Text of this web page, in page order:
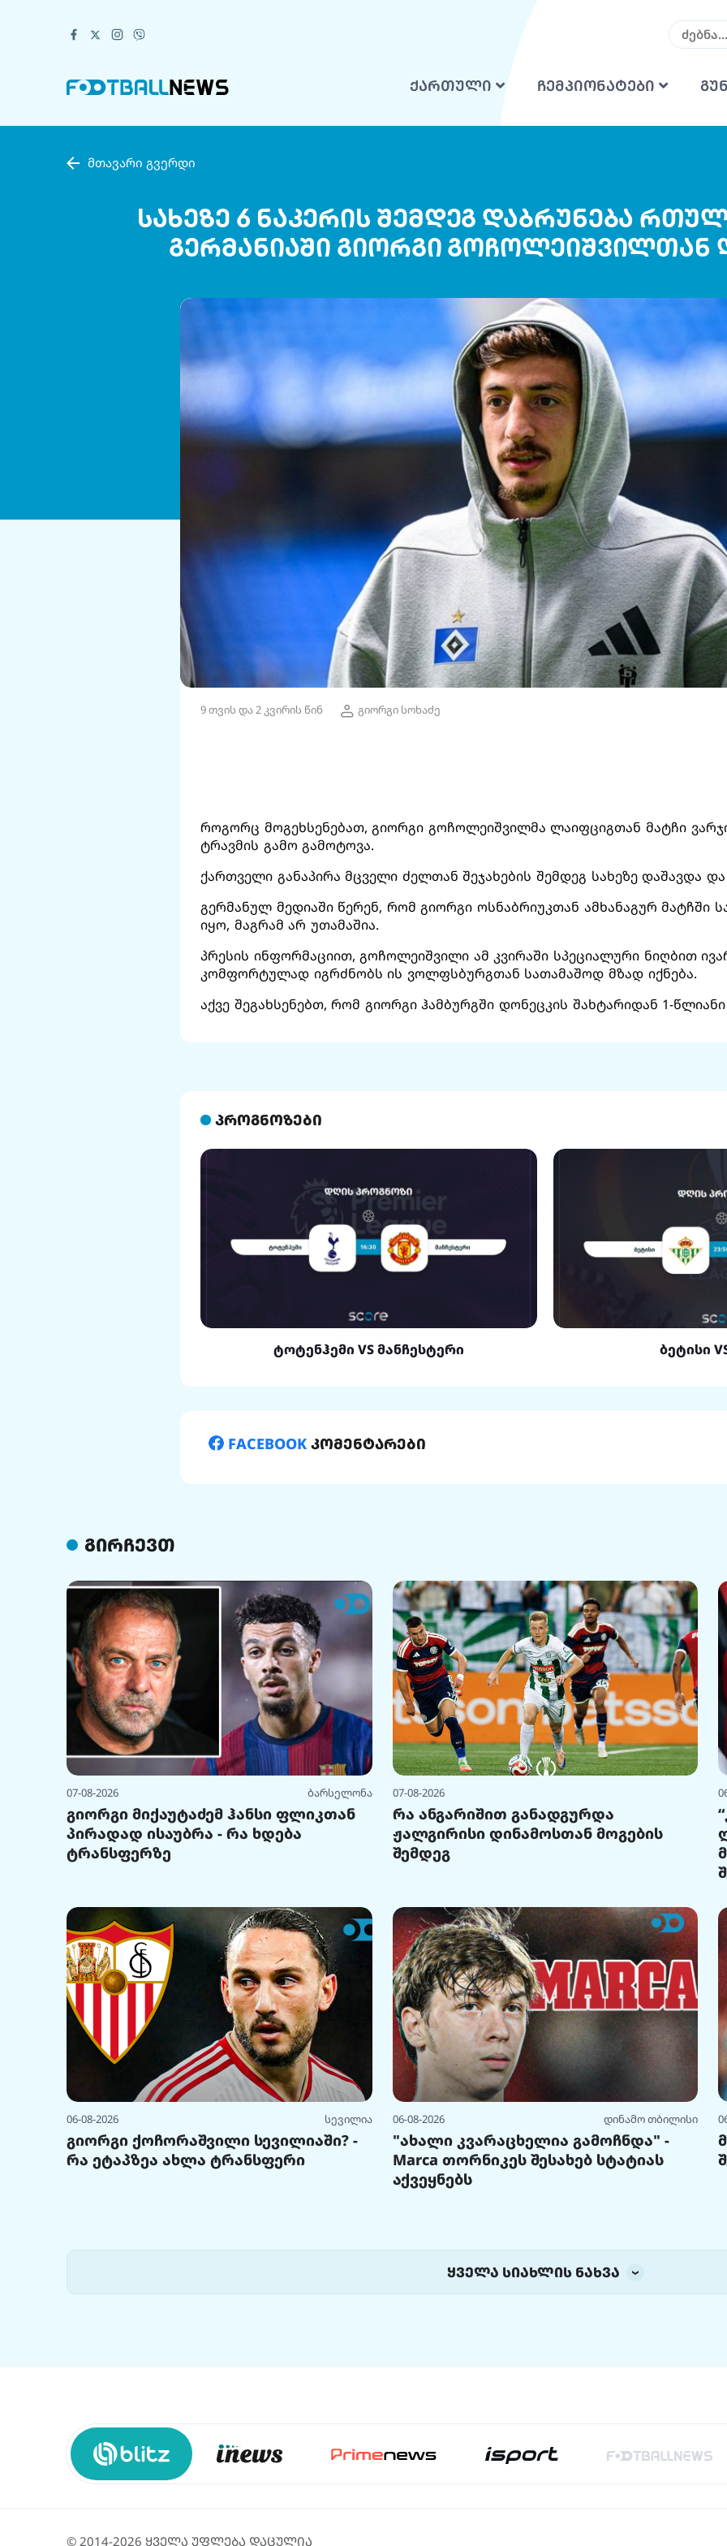
ქართული ჩემპიონატები
მთავარი გვერდი
სახეზე 6 ნაკერის შემდეგ დაბრუნება
გერმანიაში გიორგი გოჩოლეიშვილთან
9 თვის და 2 კვირის წინ გიორგი სოხაძე
როგორც მოგეხსენებათ, გიორგი გოჩოლეიშვილმა ლაიფციგთან მატჩი
ტრავმის გამო გამოტოვა.
ქართველი განაპირა მცველი ძელთან შეჯახების შემდეგ სახეზე დაშავდა
გერმანულ მედიაში წერენ, რომ გიორგი ოსნაბრიუკთან ამხანაგურ მატჩში
იყო, მაგრამ არ უთამაშია.
პრესის ინფორმაციით, გოჩოლეიშვილი ამ კვირაში სპეციალური ნიღბით
კომფორტულად იგრძნობს ის ვოლფსბურგთან სათამაშოდ მზად იქნება.
აქვე შეგახსენებთ, რომ გიორგი ჰამბურგში დონეცკის შახტარიდან 1-
პროგნოზები
ტოტენჰემი VS მანჩესტერი ბეტისი
FACEBOOK კომენტარები
გირჩევთ
07-08-2026 ბარსელონა
გიორგი მიქაუტაძემ ჰანსი ფლიკთან
პირადად ისაუბრა - რა ხდება
ტრანსფერზე
07-08-2026
რა ანგარიშით განადგურდა
ჟალგირისი დინამოსთან მოგების
შემდეგ
06-08-2026 სევილია
გიორგი ქოჩორაშვილი სევილიაში? -
რა ეტაპზეა ახლა ტრანსფერი
06-08-2026 დინამო თბილისი
"ახალი კვარაცხელია გამოჩნდა" -
Marca თორნიკეს შესახებ სტატიას
აქვეყნებს
ყველა სიახლის ნახვა
© 2014-2026 ყველა უფლება დაცულია